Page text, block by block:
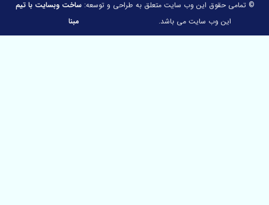
حقوق این وب سایت متعلق به
این وب سایت می باشد.
طراحی و توسعه:ساخت وبسایت با تیم